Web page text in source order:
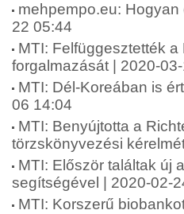
mehpempo.eu:
22 05:44
MTI: Felfüggesztették
forgalmazását | 2020-
MTI: Dél-Koreában is
06 14:04
MTI: Benyújtotta a
törzskönyvezési
MTI: Először találtak új
segítségével | 2020-02-
MTI: Korszerű